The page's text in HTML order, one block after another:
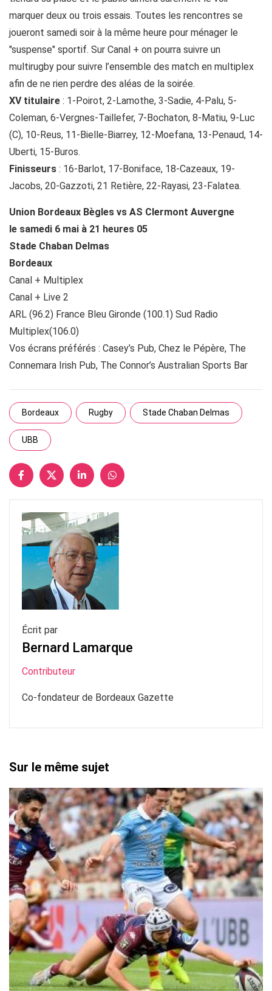
marquer deux ou trois essais. Toutes les rencontres se
joueront samedi soir à la même heure pour ménager le
"suspense" sportif. Sur Canal + on pourra suivre un
multirugby pour suivre l’ensemble des match en multiplex
afin de ne rien perdre des aléas de la soirée.
XV titulaire : 1-Poirot, 2-Lamothe, 3-Sadie, 4-Palu, 5-
Coleman, 6-Vergnes-Taillefer, 7-Bochaton, 8-Matiu, 9-Luc
(C), 10-Reus, 11-Bielle-Biarrey, 12-Moefana, 13-Penaud, 14-
Uberti, 15-Buros.
Finisseurs : 16-Barlot, 17-Boniface, 18-Cazeaux, 19-
Jacobs, 20-Gazzoti, 21 Retière, 22-Rayasi, 23-Falatea.
Union Bordeaux Bègles vs AS Clermont Auvergne
le samedi 6 mai à 21 heures 05
Stade Chaban Delmas
Bordeaux
Canal + Multiplex
Canal + Live 2
ARL (96.2) France Bleu Gironde (100.1) Sud Radio
Multiplex(106.0)
Vos écrans préférés : Casey’s Pub, Chez le Pépère, The
Connemara Irish Pub, The Connor’s Australian Sports Bar
Bordeaux Rugby Stade Chaban Delmas
UBB
Écrit par
Bernard Lamarque
Contributeur
Co-fondateur de Bordeaux Gazette
Sur le même sujet